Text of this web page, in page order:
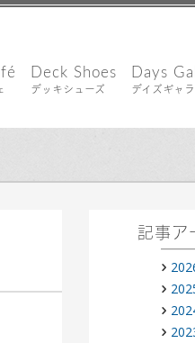
Deck Shoes
デッキシューズ
Days
デイズギャ
記事ア